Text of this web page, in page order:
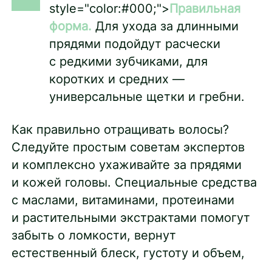
style="color:#000;">Правильная
форма. Для ухода за длинными
прядями подойдут расчески
с редкими зубчиками, для
коротких и средних —
универсальные щетки и гребни.
Как правильно отращивать волосы?
Следуйте простым советам экспертов
и комплексно ухаживайте за прядями
и кожей головы. Специальные средства
с маслами, витаминами, протеинами
и растительными экстрактами помогут
забыть о ломкости, вернут
естественный блеск, густоту и объем,